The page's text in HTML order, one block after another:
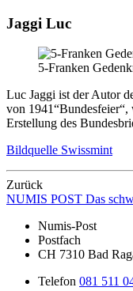
Jaggi Luc
5-Franken
Luc Jaggi ist der Autor
von 1941“Bundesfeier“,
Erstellung des
Bildquelle Swissmint
Zurück
NUMIS POST Das
Numis-Post
Postfach
CH 7310 Bad
Telefon 081 511